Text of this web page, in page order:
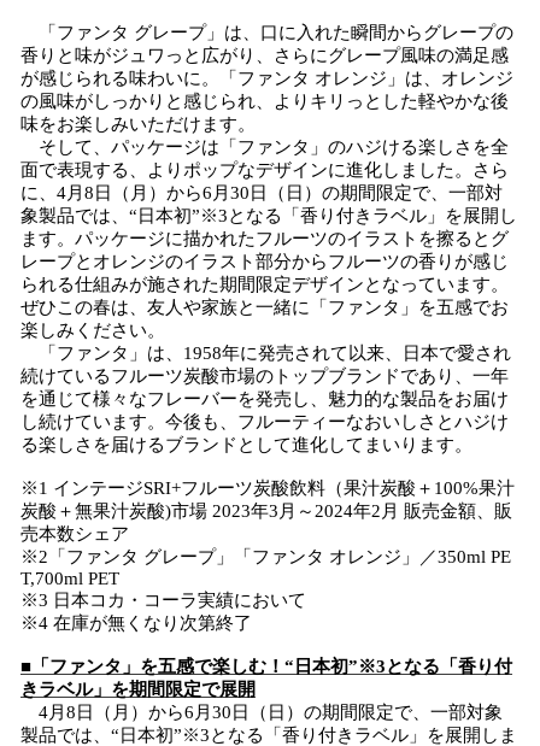
「ファンタ グレープ」は、口に入れた瞬間からグレープの
香りと味がジュワっと広がり、さらにグレープ風味の満足感
が感じられる味わいに。「ファンタ オレンジ」は、オレンジ
の風味がしっかりと感じられ、よりキリっとした軽やかな後
味をお楽しみいただけます。
そして、パッケージは「ファンタ」のハジける楽しさを全
面で表現する、よりポップなデザインに進化しました。さら
に、4月8日（月）から6月30日（日）の期間限定で、一部対
象製品では、“日本初”※3となる「香り付きラベル」を展開し
ます。パッケージに描かれたフルーツのイラストを擦るとグ
レープとオレンジのイラスト部分からフルーツの香りが感じ
られる仕組みが施された期間限定デザインとなっています。
ぜひこの春は、友人や家族と一緒に「ファンタ」を五感でお
楽しみください。
「ファンタ」は、1958年に発売されて以来、日本で愛され
続けているフルーツ炭酸市場のトップブランドであり、一年
を通じて様々なフレーバーを発売し、魅力的な製品をお届け
し続けています。今後も、フルーティーなおいしさとハジけ
る楽しさを届けるブランドとして進化してまいります。
※1 インテージSRI+フルーツ炭酸飲料（果汁炭酸＋100%果汁
炭酸＋無果汁炭酸)市場 2023年3月～2024年2月 販売金額、販
売本数シェア
※2「ファンタ グレープ」「ファンタ オレンジ」／350ml PE
T,700ml PET
※3 日本コカ・コーラ実績において
※4 在庫が無くなり次第終了
■「ファンタ」を五感で楽しむ！“日本初”※3となる「香り付
きラベル」を期間限定で展開
4月8日（月）から6月30日（日）の期間限定で、一部対象
製品では、“日本初”※3となる「香り付きラベル」を展開しま